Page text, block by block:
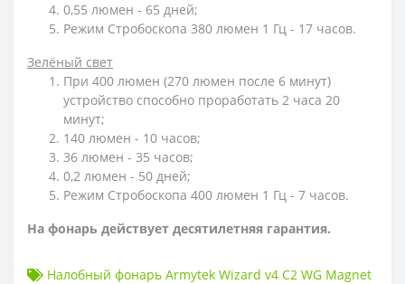
0,55 люмен - 65 дней;
Режим Стробоскопа 380 люмен 1 Гц - 17 часов.
Зелёный свет
При 400 люмен (270 люмен после 6 минут)
устройство способно проработать 2 часа 20
минут;
140 люмен - 10 часов;
36 люмен - 35 часов;
0,2 люмен - 50 дней;
Режим Стробоскопа 400 люмен 1 Гц - 7 часов.
На фонарь действует десятилетняя гарантия.
Налобный фонарь Armytek Wizard v4 C2 WG Magnet